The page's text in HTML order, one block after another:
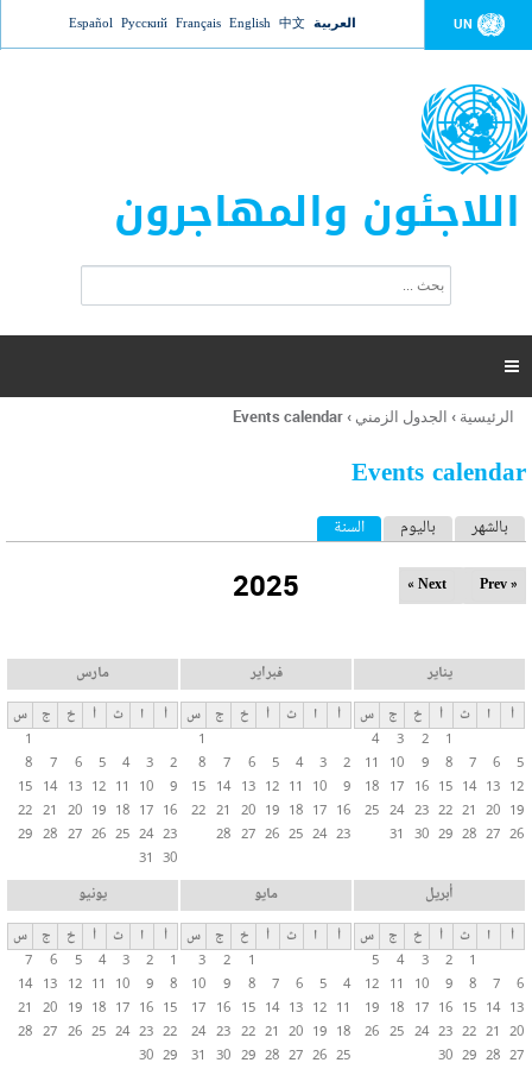
Jump to navigation UN العربية 中文
English
Français
Русский
Español
اللاجئون والمهاجرون
ت
ر
ل
ح
ب

أنت
هنا
الرئيسية › الجدول الزمني ›
Events calendar
Events calendar
ا
ل
ب
ب
ا
ت
ا
ل
أ
س
ا
س
ي
ة
بالشهر باليوم السنة (علامة التبويب النشطة)
2025 « Prev
Next »
يناير
أ ا ث أ خ ج
س
1
2
3
4
5
6
7
8
9
10
11
12
13
14
15
16
17
18
19
20
21
22
23
24
25
26
27
28
29
30
31
فبراير
أ ا ث أ خ ج
س
1
2
3
4
5
6
7
8
9
10
11
12
13
14
15
16
17
18
19
20
21
22
23
24
25
26
27
28
مارس
أ ا ث أ خ ج
س
1
2
3
4
5
6
7
8
9
10
11
12
13
14
15
16
17
18
19
20
21
22
23
24
25
26
27
28
29
30
31
أبريل
أ ا ث أ خ ج
س
1
2
3
4
5
6
7
8
9
10
11
12
13
14
15
16
17
18
19
20
21
22
23
24
25
26
27
28
29
30
مايو
أ ا ث أ خ ج
س
1
2
3
4
5
6
7
8
9
10
11
12
13
14
15
16
17
18
19
20
21
22
23
24
25
26
27
28
29
30
31
يونيو
أ ا ث أ خ ج
س
1
2
3
4
5
6
7
8
9
10
11
12
13
14
15
16
17
18
19
20
21
22
23
24
25
26
27
28
29
30